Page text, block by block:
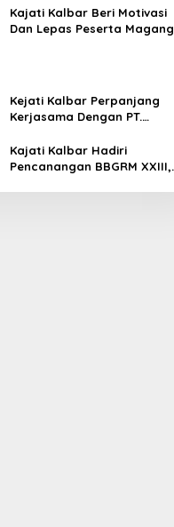
Hilang dari Pemberitaan?
Kajati Kalbar Beri Motivasi
Dan Lepas Peserta Magang
Kejati Kalbar Perpanjang
Kerjasama Dengan PT.
Kajati Kalbar Hadiri
Pencanangan BBGRM XXIII,